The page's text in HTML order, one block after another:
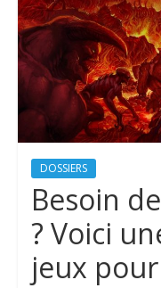
DOSSIERS
Besoin
? Voici
jeux